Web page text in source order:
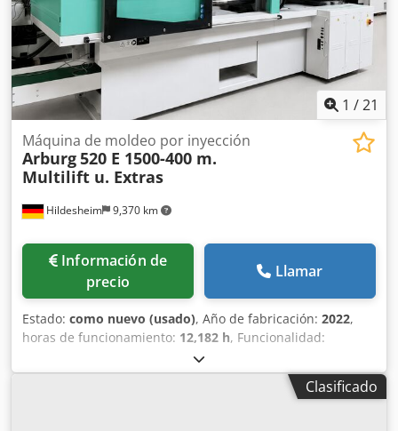
1 /21
Hildesheim 9,370 km
Máquina de moldeo por inyección
Arburg520 E 1500-400 m.
Multilift u. Extras
Información de
precio
Llamar
Estado: como nuevo (usado), Año de fabricación: 2022,
horas de funcionamiento: 12,182 h, Funcionalidad:
, número de máquina/vehículo:
259303, fuerza de sujeción:1,500 kN, diámetro del tornillo:
520 mm,
Clasificado